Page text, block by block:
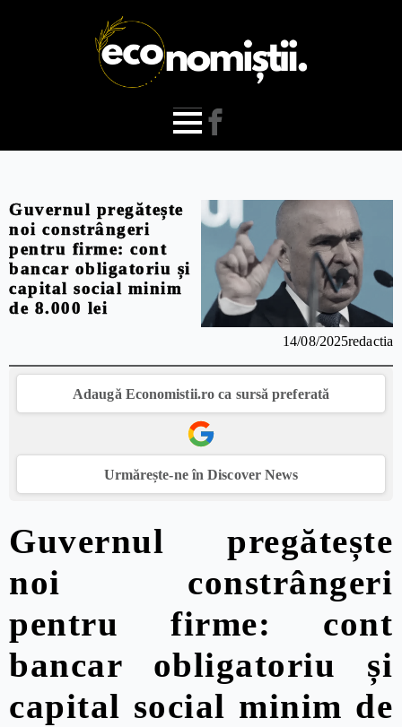
Guvernul pregătește
noi constrângeri
pentru firme: cont
bancar obligatoriu și
capital social minim
de 8.000 lei
14/08/2025redactia
Adaugă Economistii.ro ca sursă preferată
Urmărește-ne în Discover News
Guvernul pregătește
noi constrângeri
pentru firme: cont
bancar obligatoriu și
capital social minim de